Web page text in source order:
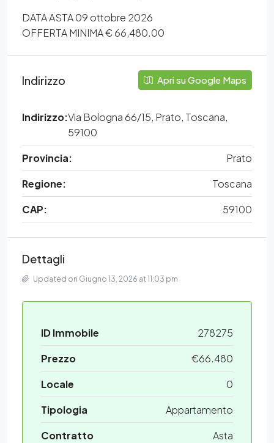
DATA ASTA 09 ottobre 2026
OFFERTA MINIMA € 66,480.00
Indirizzo Apri su Google Maps
Indirizzo:Via Bologna 66/15, Prato, Toscana,
59100
Provincia:
Prato
Regione:
Toscana
CAP:
59100
Dettagli
Updated on Giugno 13, 2026 at 11:03 pm
ID Immobile
278275
Prezzo
€66.480
Locale
0
Tipologia
Appartamento
Contratto
Asta